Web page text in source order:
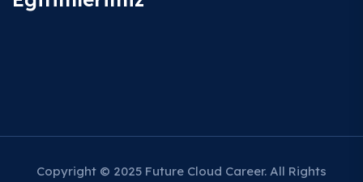
Copyright © 2025 Future Cloud Career. All Rights